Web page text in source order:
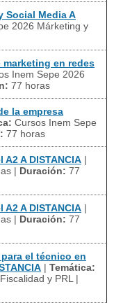
Social Media A
2026 Márketing y
marketing en redes
Inem Sepe 2026
77 horas
la empresa
Cursos Inem Sepe
77 horas
A DISTANCIA |
| Duración: 77
A DISTANCIA |
| Duración: 77
para el técnico en
| Temática:
y PRL |